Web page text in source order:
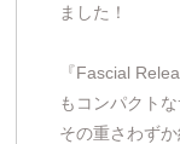
ました！
『Fascial
もコンパクトな
その重さわず